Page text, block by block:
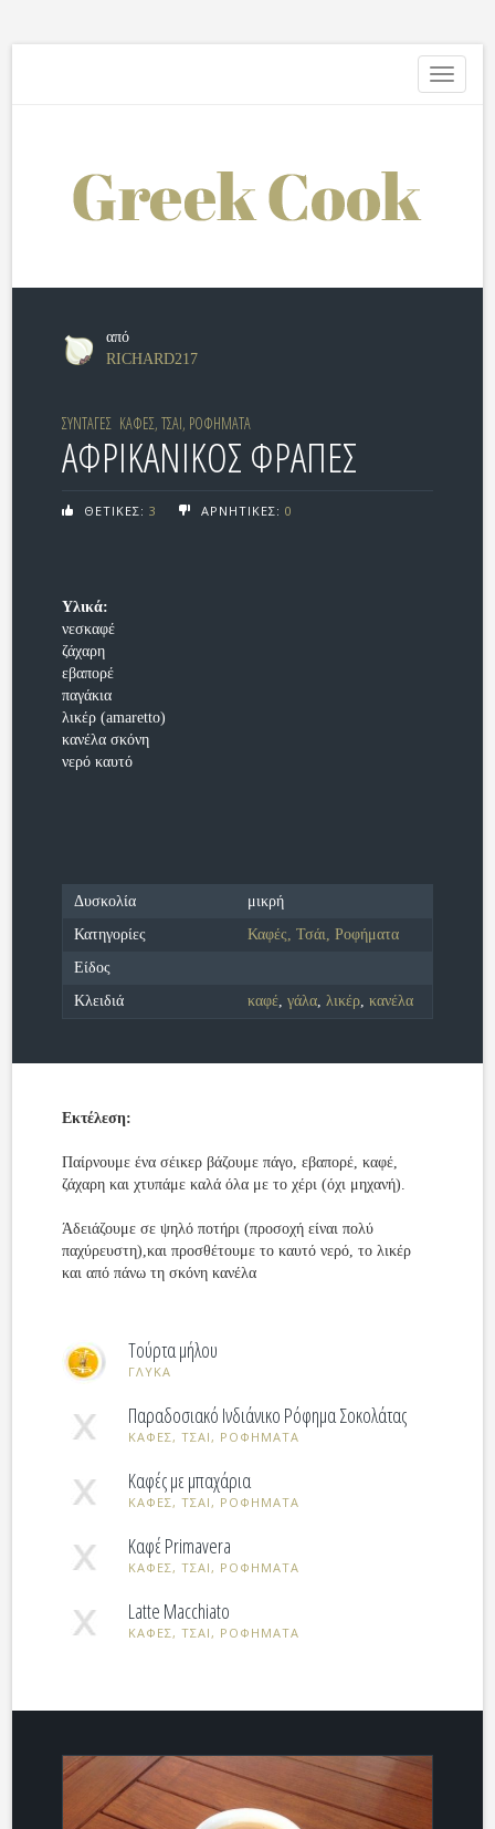
Toggle
από
RICHARD217
ΣΥΝΤΑΓΕΣ ΚΑΦΕΣ, ΤΣΑΙ, ΡΟΦΗΜΑΤΑ
ΑΦΡΙΚΑΝΙΚΟΣ ΦΡΑΠΕΣ
ΘΕΤΙΚΕΣ: 3 ΑΡΝΗΤΙΚΕΣ: 0
Υλικά:
νεσκαφέ
ζάχαρη
εβαπορέ
παγάκια
λικέρ (amaretto)
κανέλα σκόνη
νερό καυτό
Δυσκολία
μικρή
Κατηγορίες
Καφές, Τσάι, Ροφήματα
Είδος
Κλειδιά
καφέ, γάλα, λικέρ, κανέλα
Εκτέλεση:
Παίρνουμε ένα σέικερ βάζουμε πάγο, εβαπορέ, καφέ,
ζάχαρη και χτυπάμε καλά όλα με το χέρι (όχι μηχανή).
Άδειάζουμε σε ψηλό ποτήρι (προσοχή είναι πολύ
παχύρευστη),και προσθέτουμε το καυτό νερό, το λικέρ
και από πάνω τη σκόνη κανέλα
Τούρτα μήλου
ΓΛΥΚΑ
Παραδοσιακό Ινδιάνικο Ρόφημα Σοκολάτας
ΚΑΦΕΣ, ΤΣΑΙ, ΡΟΦΗΜΑΤΑ
Καφές με μπαχάρια
ΚΑΦΕΣ, ΤΣΑΙ, ΡΟΦΗΜΑΤΑ
Καφέ Primavera
ΚΑΦΕΣ, ΤΣΑΙ, ΡΟΦΗΜΑΤΑ
Latte Macchiato
ΚΑΦΕΣ, ΤΣΑΙ, ΡΟΦΗΜΑΤΑ